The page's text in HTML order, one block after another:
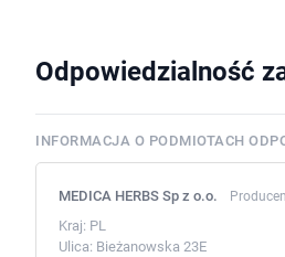
Odpowiedzialność
INFORMACJA O PODMIOTACH
MEDICA HERBS Sp z o.o.
Kraj: PL
Ulica: Bieżanowska 23E